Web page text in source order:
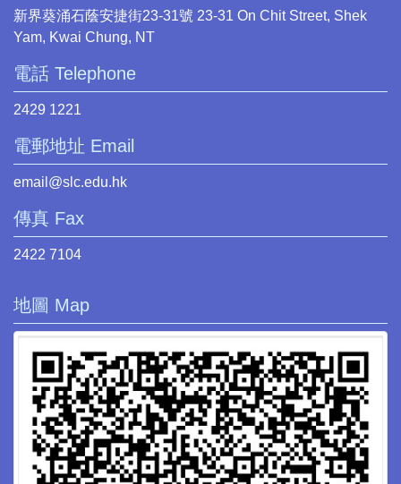
新界葵涌石蔭安捷街23-31號 23-31 On Chit Street, Shek
Yam, Kwai Chung, NT
電話 Telephone
2429 1221
電郵地址 Email
email@slc.edu.hk
傳真 Fax
2422 7104
地圖 Map